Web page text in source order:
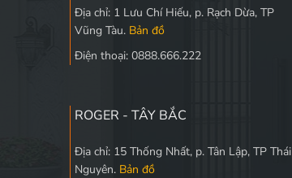
Địa chỉ: 1 Lưu Chí Hiếu, p. Rạch Dừa, TP
Vũng Tàu. Bản đồ
Điện thoại: 0888.666.222
ROGER - TÂY BẮC
Địa chỉ: 15 Thống Nhất, p. Tân Lập, TP Thái
Nguyên. Bản đồ